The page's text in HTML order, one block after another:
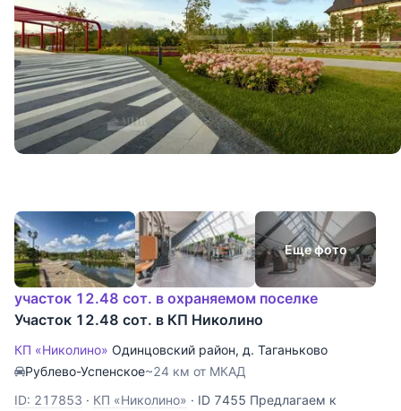
Еще фото
участок 12.48 сот. в охраняемом поселке
Участок 12.48 сот. в КП Николино
КП «Николино» Одинцовский район, д. Таганьково
Рублево-Успенское~24 км от МКАД
ID: 217853 · КП «Николино» · ID 7455 Предлагаем к